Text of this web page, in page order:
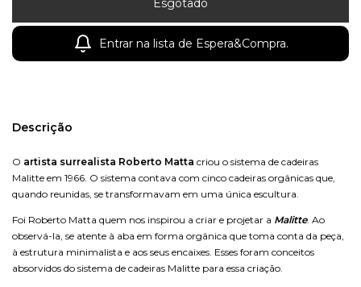
Entrar na lista de Espera&Compra.
Descrição
O artista surrealista Roberto Matta criou o sistema de cadeiras
Malitte em 1966. O sistema contava com cinco cadeiras orgânicas que,
quando reunidas, se transformavam em uma única escultura.
Foi Roberto Matta quem nos inspirou a criar e projetar a Malitte. Ao
observá-la, se atente à aba em forma orgânica que toma conta da peça,
à estrutura minimalista e aos seus encaixes. Esses foram conceitos
absorvidos do sistema de cadeiras Malitte para essa criação.